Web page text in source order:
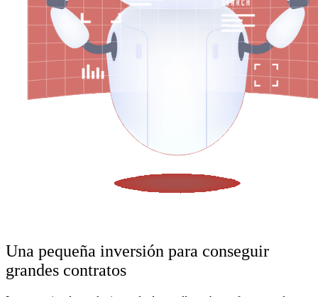
Una pequeña inversión para conseguir
grandes contratos